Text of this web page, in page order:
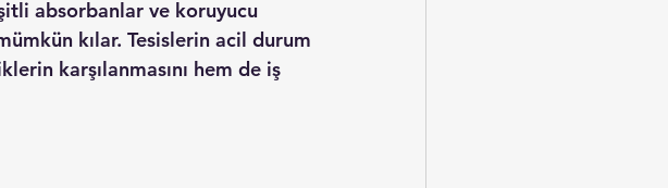
absorbanlar ve koruyucu
kılar. Tesislerin acil durum
karşılanmasını hem de iş